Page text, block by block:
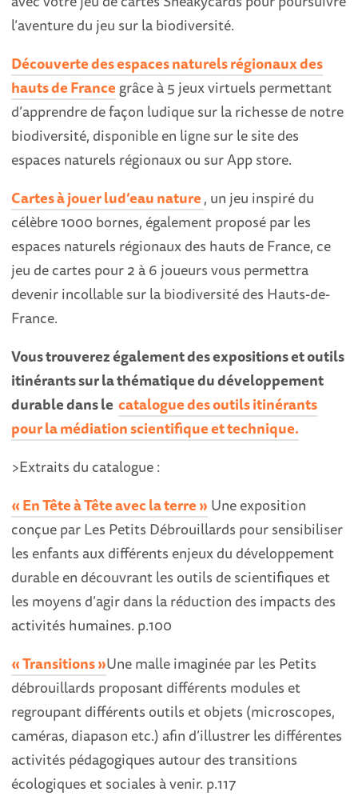
l’aventure du jeu sur la biodiversité.
Découverte des espaces naturels régionaux des
hauts de Francegrâce à 5 jeux virtuels permettant
d’apprendre de façon ludique sur la richesse de notre
biodiversité, disponible en ligne sur le site des
espaces naturels régionaux ou sur App store.
Cartes à jouer lud’eau nature, un jeu inspiré du
célèbre 1000 bornes, également proposé par les
espaces naturels régionaux des hauts de France, ce
jeu de cartes pour 2 à 6 joueurs vous permettra
devenir incollable sur la biodiversité des Hauts-de-
France.
Vous trouverez également des expositions et outils
itinérants sur la thématique du développement
durable dans lecatalogue des outils itinérants
pour la médiation scientifique et technique.
>Extraits du catalogue :
« En Tête à Tête avec la terre » Une exposition
conçue par Les Petits Débrouillards pour sensibiliser
les enfants aux différents enjeux du développement
durable en découvrant les outils de scientifiques et
les moyens d’agir dans la réduction des impacts des
activités humaines. p.100
« Transitions »Une malle imaginée par les Petits
débrouillards proposant différents modules et
regroupant différents outils et objets (microscopes,
caméras, diapason etc.) afin d’illustrer les différentes
activités pédagogiques autour des transitions
écologiques et sociales à venir. p.117